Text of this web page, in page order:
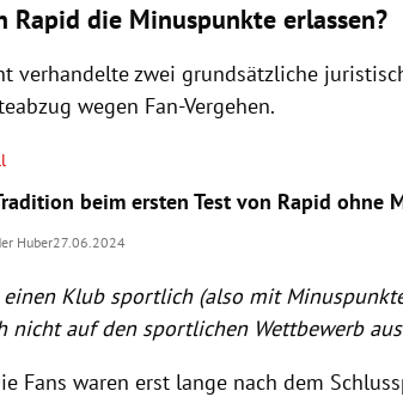
Rapid die Minuspunkte erlassen?
verhandelte zwei grundsätzliche
wegen Fan-Vergehen.
beim ersten Test von Rapid ohne
Huber27.06.2024
einen Klub sportlich (also mit
nicht auf den sportlichen Wettbewerb
Fans waren erst lange nach dem